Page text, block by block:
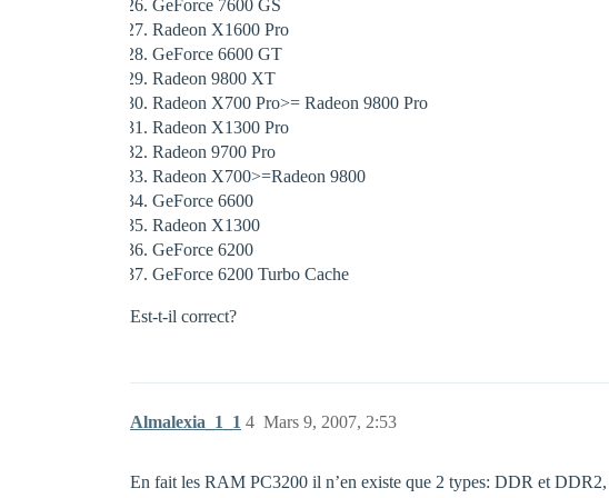
GeForce 7600 GS
Radeon X1600 Pro
GeForce 6600 GT
Radeon 9800 XT
Radeon X700 Pro>= Radeon 9800 Pro
Radeon X1300 Pro
Radeon 9700 Pro
Radeon X700>=Radeon 9800
GeForce 6600
Radeon X1300
GeForce 6200
GeForce 6200 Turbo Cache
Est-t-il correct?
Almalexia_1_1 Mars 9, 2007, 2:53
4
En fait les RAM PC3200 il n’en existe que 2 types: DDR et